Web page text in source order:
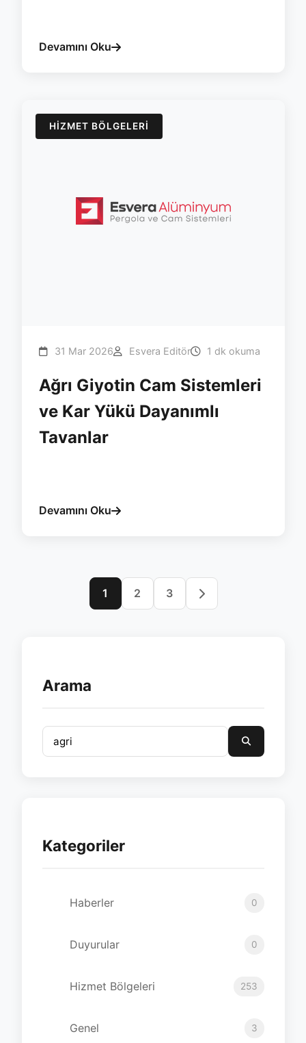
Devamını Oku
HIZMET BÖLGELERI
31 Mar 2026 Esvera Editör 1 dk okuma
Ağrı Giyotin Cam Sistemleri
ve Kar Yükü Dayanımlı
Tavanlar
Devamını Oku
1 2 3
Arama
Kategoriler
Haberler 0
Duyurular 0
Hizmet Bölgeleri 253
Genel 3